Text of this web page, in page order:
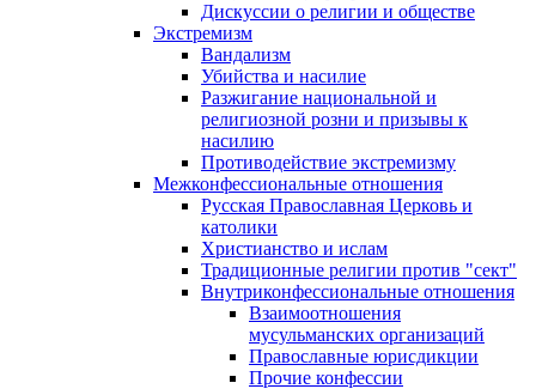
Дискуссии о религии и обществе
Экстремизм
Вандализм
Убийства и насилие
Разжигание национальной и
религиозной розни и призывы к
насилию
Противодействие экстремизму
Межконфессиональные отношения
Русская Православная Церковь и
католики
Христианство и ислам
Традиционные религии против "сект"
Внутриконфессиональные отношения
Взаимоотношения
мусульманских организаций
Православные юрисдикции
Прочие конфессии